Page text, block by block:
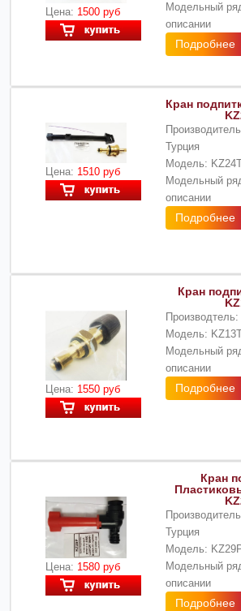
Цена: 1500 руб
Модельный
описании
Подробнее
Цена: 1510 руб
Кран
Турция
Модель:
Модельный
описании
Подробнее
Цена: 1550 руб
Кран
Модель:
Модельный
описании
Подробнее
Цена: 1580 руб
Кран
Турция
Модель:
Модельный
описании
Подробнее